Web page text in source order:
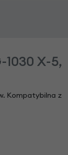
X-5,
Kompatybilna z